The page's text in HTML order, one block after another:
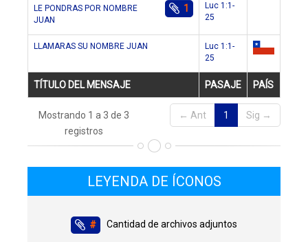
TÍTULO DEL MENSAJE PASAJE PAÍS
LE PONDRAS POR NOMBRE
JUAN
1
Luc 1:1-
25
LLAMARAS SU NOMBRE JUAN
Luc 1:1-
25
Mostrando 1 a 3 de 3
registros
← Ant 1 Sig →
LEYENDA DE ÍCONOS
# Cantidad de archivos adjuntos